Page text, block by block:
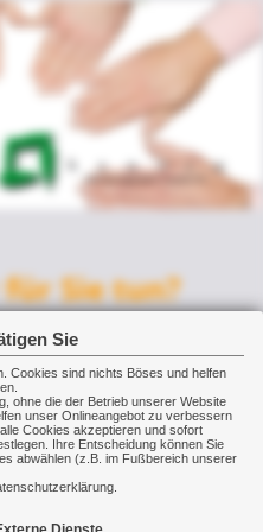
Sie
Cookies sind nichts Böses und helfen
ohne die der Betrieb unserer Website
unser Onlineangebot zu verbessern
Cookies akzeptieren und sofort
Ihre Entscheidung können Sie
abwählen (z.B. im Fußbereich unserer
Sie tun?
ist individuell und
zugeschnittenen
Versicherungsmakler
dieser
welche Gefahren